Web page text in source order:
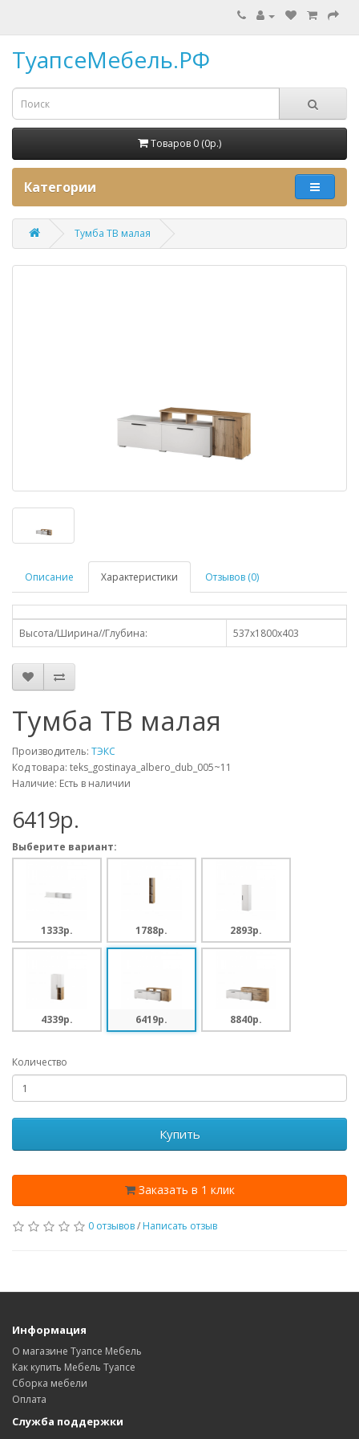
ТуапсеМебель.РФ
Товаров 0 (0p.)
Категории
Тумба ТВ малая
Описание Характеристики Отзывов (0)
Высота/Ширина//Глубина: 537х1800х403
Тумба ТВ малая
Производитель: ТЭКС
Код товара: teks_gostinaya_albero_dub_005~11
Наличие: Есть в наличии
6419p.
Выберите вариант:
1333p. 1788p. 2893p.
4339p. 6419p. 8840p.
Количество
Купить
Заказать в 1 клик
0 отзывов/ Написать отзыв
Информация
О магазине Туапсе Мебель
Как купить Мебель Туапсе
Сборка мебели
Оплата
Служба поддержки